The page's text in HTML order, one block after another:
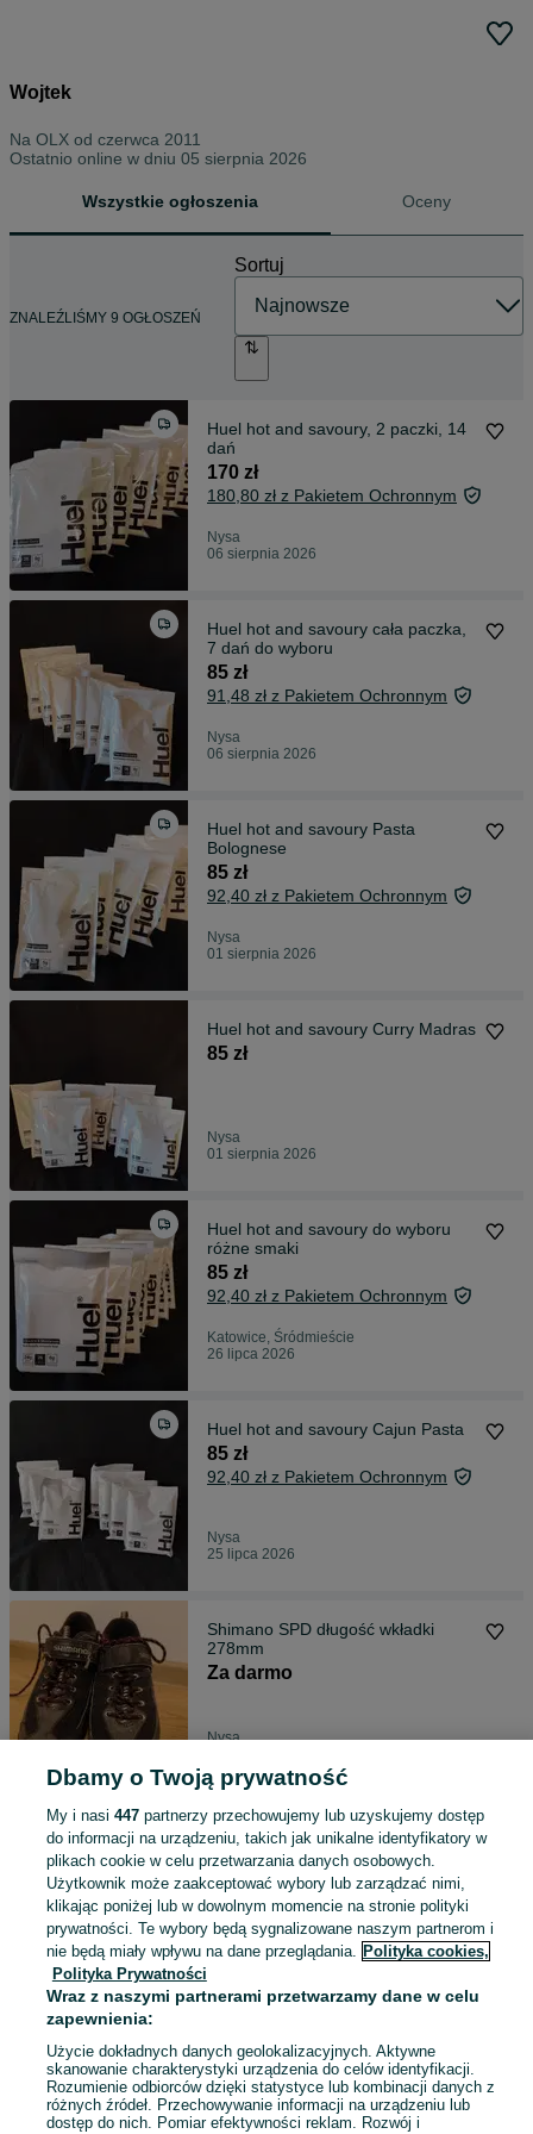
Wojtek
Na OLX od czerwca 2011
Ostatnio online w dniu 05 sierpnia 2026
Wszystkie ogłoszenia Oceny
ZNALEŹLIŚMY 9 OGŁOSZEŃ
Sortuj
Huel hot and savoury, 2 paczki, 14
dań
170 zł
180,80 zł z Pakietem Ochronnym
Nysa
06 sierpnia 2026
Huel hot and savoury cała paczka,
7 dań do wyboru
85 zł
91,48 zł z Pakietem Ochronnym
Nysa
06 sierpnia 2026
Huel hot and savoury Pasta
Bolognese
85 zł
92,40 zł z Pakietem Ochronnym
Nysa
01 sierpnia 2026
Huel hot and savoury Curry Madras
85 zł
Nysa
01 sierpnia 2026
Huel hot and savoury do wyboru
różne smaki
85 zł
92,40 zł z Pakietem Ochronnym
Katowice, Śródmieście
26 lipca 2026
Huel hot and savoury Cajun Pasta
85 zł
92,40 zł z Pakietem Ochronnym
Nysa
25 lipca 2026
Shimano SPD długość wkładki
278mm
Za darmo
Nysa
Deski na ogrodzenie rancho,
ranczo
5 zł
Nysa
08 lipca 2026
2,60 zł
Dbamy o Twoją prywatność
My i nasi 447partnerzy przechowujemy lub uzyskujemy dostęp
do informacji na urządzeniu, takich jak unikalne identyfikatory w
plikach cookie w celu przetwarzania danych osobowych.
Użytkownik może zaakceptować wybory lub zarządzać nimi,
klikając poniżej lub w dowolnym momencie na stronie polityki
prywatności. Te wybory będą sygnalizowane naszym partnerom i
nie będą miały wpływu na dane przeglądania. Polityka cookies,
Polityka Prywatności
Wraz z naszymi partnerami przetwarzamy dane w celu
zapewnienia:
Użycie dokładnych danych geolokalizacyjnych. Aktywne
skanowanie charakterystyki urządzenia do celów identyfikacji.
Rozumienie odbiorców dzięki statystyce lub kombinacji danych z
różnych źródeł. Przechowywanie informacji na urządzeniu lub
dostęp do nich. Pomiar efektywności reklam. Rozwój i